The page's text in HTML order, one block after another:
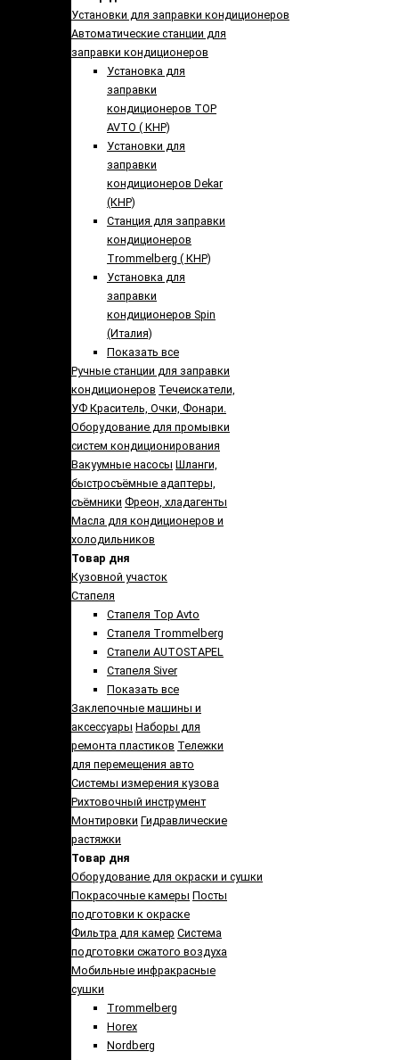
Установки для заправки кондиционеров
Автоматические станции для
заправки кондиционеров
Установка для
заправки
кондиционеров TOP
AVTO ( КНР)
Установки для
заправки
кондиционеров Dekar
(КНР)
Станция для заправки
кондиционеров
Trommelberg ( КНР)
Установка для
заправки
кондиционеров Spin
(Италия)
Показать все
Ручные станции для заправки
кондиционеров Течеискатели,
УФ Краситель, Очки, Фонари.
Оборудование для промывки
систем кондиционирования
Вакуумные насосы Шланги,
быстросъёмные адаптеры,
съёмники Фреон, хладагенты
Масла для кондиционеров и
холодильников
Товар дня
Кузовной участок
Стапеля
Стапеля Top Avto
Стапеля Trommelberg
Стапели AUTOSTAPEL
Стапеля Siver
Показать все
Заклепочные машины и
аксессуары Наборы для
ремонта пластиков Тележки
для перемещения авто
Системы измерения кузова
Рихтовочный инструмент
Монтировки Гидравлические
растяжки
Товар дня
Оборудование для окраски и сушки
Покрасочные камеры Посты
подготовки к окраске
Фильтра для камер Система
подготовки сжатого воздуха
Мобильные инфракрасные
сушки
Trommelberg
Horex
Nordberg